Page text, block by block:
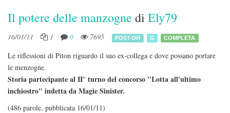
Il potere delle manzogne di Ely79
16/01/11 1 0 7695 POST-DH G COMPLETA
Le riflessioni di Piton riguardo il suo ex-collega e dove possano portare
le menzogne.
Storia partecipante al II° turno del concorso "Lotta all'ultimo
inchiostro" indetta da Magie Sinister.
(486 parole, pubblicata 16/01/11)